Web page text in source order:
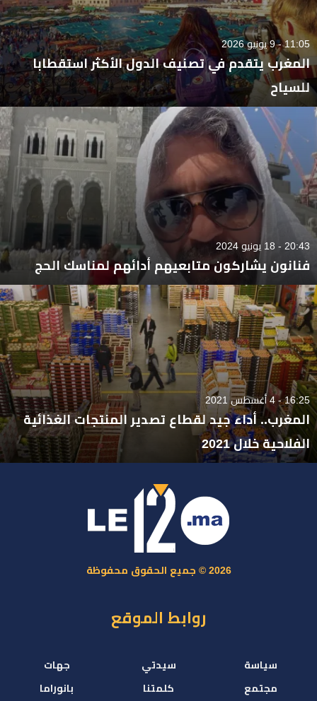
11:05 - 9 يونيو 2026
المغرب يتقدم في تصنيف الدول الأكثر استقطابا
للسياح
20:43 - 18 يونيو 2024
فنانون يشاركون متابعيهم أدائهم لمناسك الحج
16:25 - 4 أغسطس 2021
المغرب.. أداء جيد لقطاع تصدير المنتجات الغذائية
الفلاحية خلال 2021
2026 © جميع الحقوق محفوظة
روابط الموقع
سياسة
مجتمع
سيدتي
كلمتنا
جهات
بانوراما